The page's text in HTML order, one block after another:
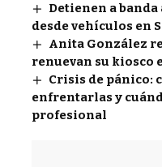
Detienen a banda
desde vehículos en
Anita González
renuevan su kiosco
Crisis de pánico:
enfrentarlas y
profesional